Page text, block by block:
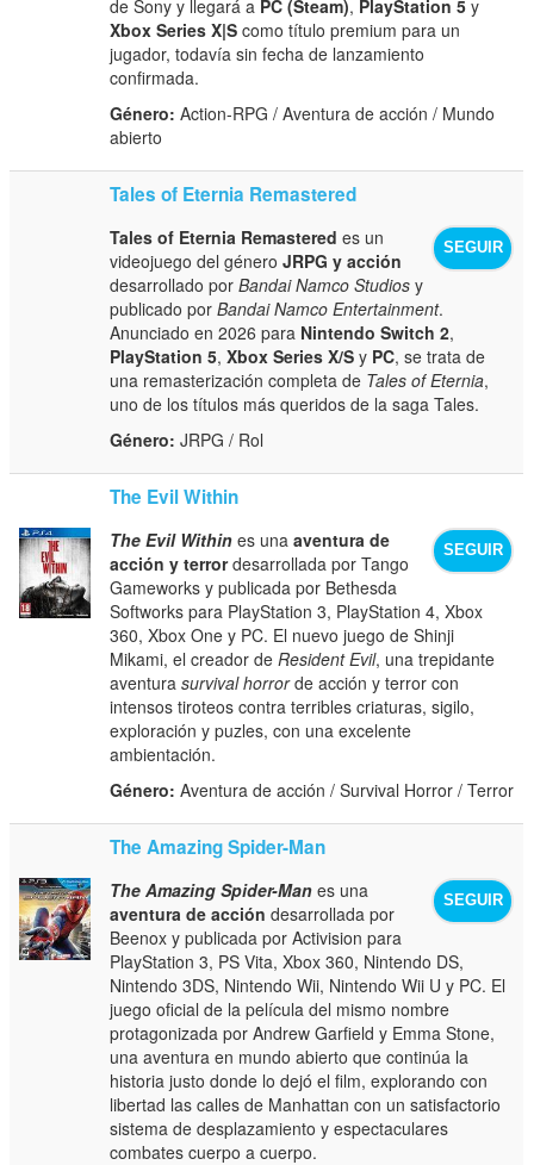
de Sony y llegará a PC (Steam), PlayStation 5 y
Xbox Series X|S como título premium para un
jugador, todavía sin fecha de lanzamiento
confirmada.
Género: Action-RPG / Aventura de acción / Mundo
abierto
Tales of Eternia Remastered
SEGUIR
Tales of Eternia Remastered es un
videojuego del géneroJRPG y acción
desarrollado porBandai Namco Studios y
publicado porBandai Namco Entertainment.
Anunciado en 2026 para Nintendo Switch 2,
PlayStation 5,Xbox Series X/S y PC, se trata de
una remasterización completa de Tales of Eternia,
uno de los títulos más queridos de la saga Tales.
Género: JRPG / Rol
The Evil Within
SEGUIR
The Evil Within es unaaventura de
acción y terrordesarrollada por Tango
Gameworks y publicada por Bethesda
Softworks para PlayStation 3, PlayStation 4, Xbox
360, Xbox One y PC. El nuevo juego de Shinji
Mikami, el creador de Resident Evil, una trepidante
aventurasurvival horrorde acción y terror con
intensos tiroteos contra terribles criaturas, sigilo,
exploración y puzles, con una excelente
ambientación.
Género: Aventura de acción / Survival Horror / Terror
The Amazing Spider-Man
SEGUIR
The Amazing Spider-Man es una
aventura de acción desarrollada por
Beenox y publicada por Activision para
PlayStation 3, PS Vita, Xbox 360, Nintendo DS,
Nintendo 3DS, Nintendo Wii, Nintendo Wii U y PC. El
juego oficial de la película del mismo nombre
protagonizada por Andrew Garfield y Emma Stone,
una aventura en mundo abierto que continúa la
historia justo donde lo dejó el film, explorando con
libertad las calles de Manhattan con un satisfactorio
sistema de desplazamiento y espectaculares
combates cuerpo a cuerpo.